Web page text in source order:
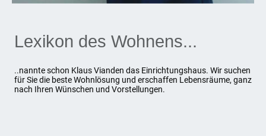
Lexikon des Wohnens...
..nannte schon Klaus Vianden das Einrichtungshaus. Wir suchen
für Sie die beste Wohnlösung und erschaffen Lebensräume, ganz
nach Ihren Wünschen und Vorstellungen.